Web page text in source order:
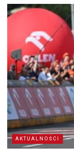
AKTUALNOŚCI